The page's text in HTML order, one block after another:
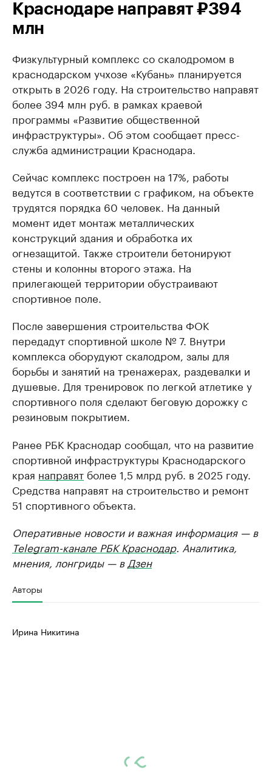
Краснодаре направят ₽394
млн
Физкультурный комплекс со скалодромом в
краснодарском учхозе «Кубань» планируется
открыть в 2026 году. На строительство направят
более 394 млн руб. в рамках краевой
программы «Развитие общественной
инфраструктуры». Об этом сообщает пресс-
служба администрации Краснодара.
Сейчас комплекс построен на 17%, работы
ведутся в соответствии с графиком, на объекте
трудятся порядка 60 человек. На данный
момент идет монтаж металлических
конструкций здания и обработка их
огнезащитой. Также строители бетонируют
стены и колонны второго этажа. На
прилегающей территории обустраивают
спортивное поле.
После завершения строительства ФОК
передадут спортивной школе № 7. Внутри
комплекса оборудуют скалодром, залы для
борьбы и занятий на тренажерах, раздевалки и
душевые. Для тренировок по легкой атлетике у
спортивного поля сделают беговую дорожку с
резиновым покрытием.
Ранее РБК Краснодар сообщал, что на развитие
спортивной инфраструктуры Краснодарского
края направят более 1,5 млрд руб. в 2025 году.
Средства направят на строительство и ремонт
51 спортивного объекта.
Оперативные новости и важная информация — в
Telegram-канале РБК Краснодар. Аналитика,
мнения, лонгриды — в Дзен
Авторы
Ирина Никитина